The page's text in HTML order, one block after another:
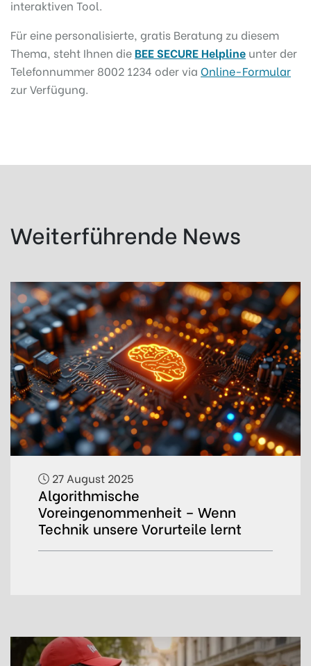
interaktiven Tool.
Für eine personalisierte, gratis Beratung zu diesem
Thema, steht Ihnen dieBEE SECURE Helpline unter der
Telefonnummer 8002 1234 oder via Online-Formular
zur Verfügung.
Weiterführende News
27 August 2025
Algorithmische
Voreingenommenheit – Wenn
Technik unsere Vorurteile lernt